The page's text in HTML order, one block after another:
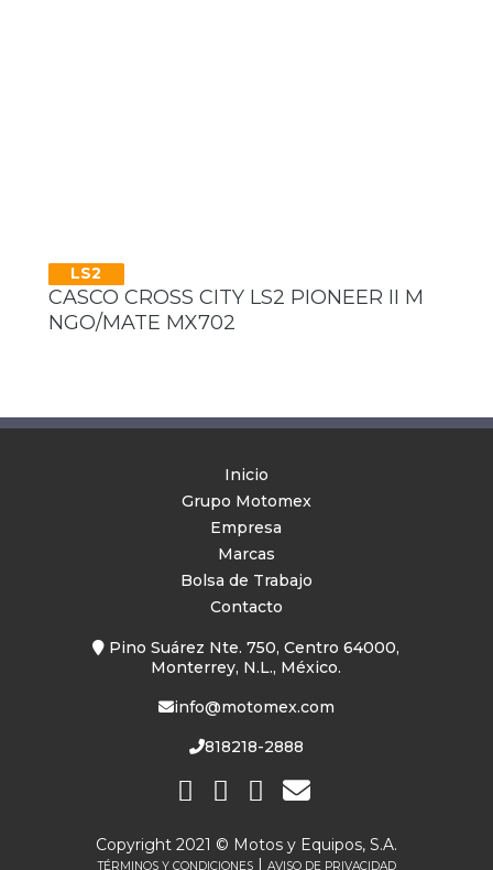
LS2
CASCO CROSS CITY LS2 PIONEER II M
NGO/MATE MX702
Inicio
Grupo Motomex
Empresa
Marcas
Bolsa de Trabajo
Contacto
Pino Suárez Nte. 750, Centro 64000,
Monterrey, N.L., México.
info@motomex.com
818218-2888
Copyright 2021 © Motos y Equipos, S.A.
TÉRMINOS Y CONDICIONES| AVISO DE PRIVACIDAD